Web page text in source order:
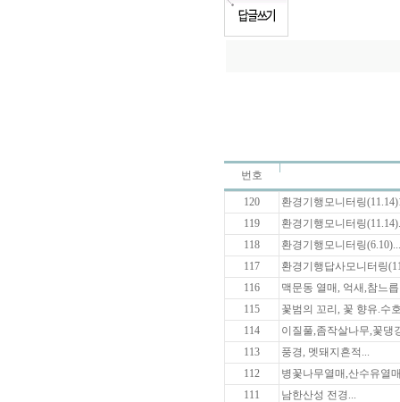
번호
120
환경기행모니터링
119
환경기행모니터링
118
환경기행모니터링(6.10)...
117
환경기행답사모니터링
116
맥문동 열매, 억새,참느
115
꽃범의 꼬리, 꽃 향유.수
114
이질풀,좀작살나무,꽃댕
113
풍경, 멧돼지흔적...
112
병꽃나무열매,산수유열
111
남한산성 전경...